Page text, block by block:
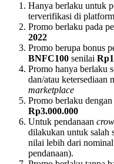
Hanya berlaku untuk
terverifikasi di platform
Promo berlaku pada
2022
Promo berupa bonus
BNFC100 senilai
Promo hanya berlaku
dan/atau ketersediaan
marketplace
Promo berlaku
Rp3.000.000
Untuk pendanaan
dilakukan untuk salah
nilai lebih dari
pendanaan).